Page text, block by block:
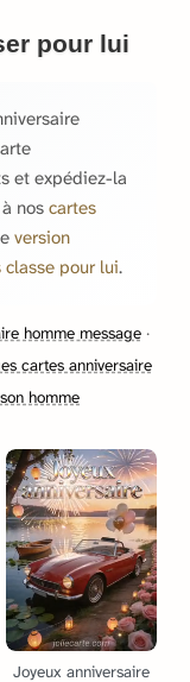
pour lui
et expédiez-la
nos cartes
version
pour lui.
homme message·
cartes anniversaire
homme
Joyeux anniversaire